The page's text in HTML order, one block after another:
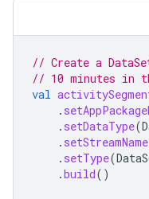
// Create a
// 10 minutes in
val
.
. setDataType(
. setStreamName
. setType(
.build()